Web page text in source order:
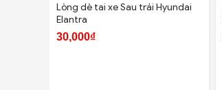
Lòng dè tai xe Sau trái Hyundai
Elantra
30,000₫